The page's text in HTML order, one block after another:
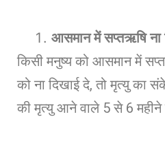
आसमान में सप्तऋषि ना
किसी मनुष्य को आसमान में
को ना दिखाई दे, तो मृत्यु का
की मृत्यु आने वाले 5 से 6 महीने